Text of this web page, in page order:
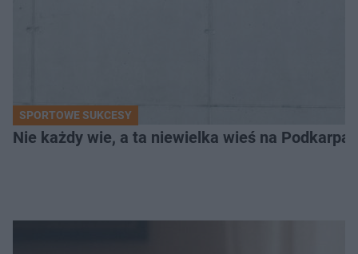
SPORTOWE SUKCESY
Nie każdy wie, a ta niewielka wieś na